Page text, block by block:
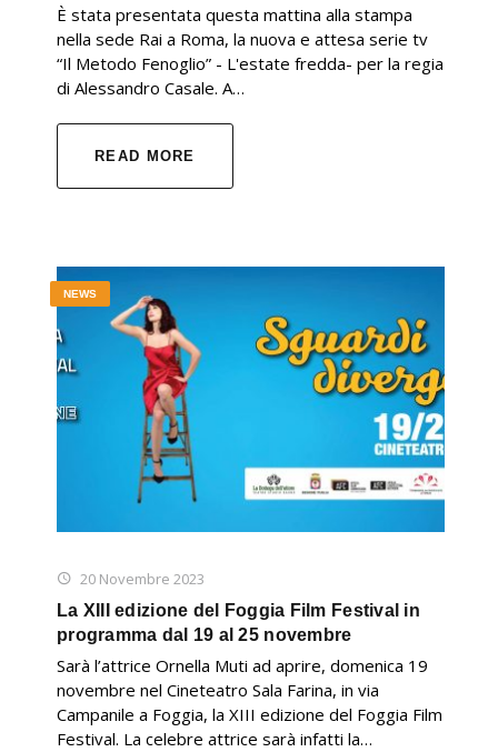
È stata presentata questa mattina alla stampa
nella sede Rai a Roma, la nuova e attesa serie tv
“Il Metodo Fenoglio” - L'estate fredda- per la regia
di Alessandro Casale. A…
READ MORE
20 Novembre 2023
NEWS
La XIII edizione del Foggia Film Festival in
programma dal 19 al 25 novembre
Sarà l’attrice Ornella Muti ad aprire, domenica 19
novembre nel Cineteatro Sala Farina, in via
Campanile a Foggia, la XIII edizione del Foggia Film
Festival. La celebre attrice sarà infatti la…